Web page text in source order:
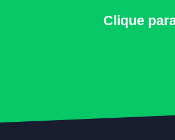
Clique